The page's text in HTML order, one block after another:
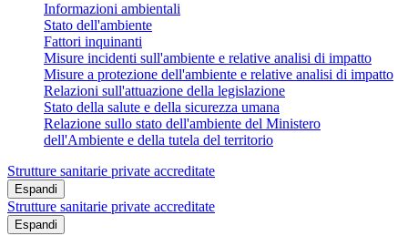
Informazioni ambientali
Stato dell'ambiente
Fattori inquinanti
Misure incidenti sull'ambiente e relative analisi di impatto
Misure a protezione dell'ambiente e relative analisi di impatto
Relazioni sull'attuazione della legislazione
Stato della salute e della sicurezza umana
Relazione sullo stato dell'ambiente del Ministero
dell'Ambiente e della tutela del territorio
Strutture sanitarie private accreditate
Espandi
Strutture sanitarie private accreditate
Espandi